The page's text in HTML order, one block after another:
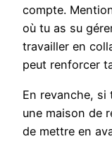
compte.
où tu as su
travailler en
peut renforcer
En revanche,
une maison de
de mettre en